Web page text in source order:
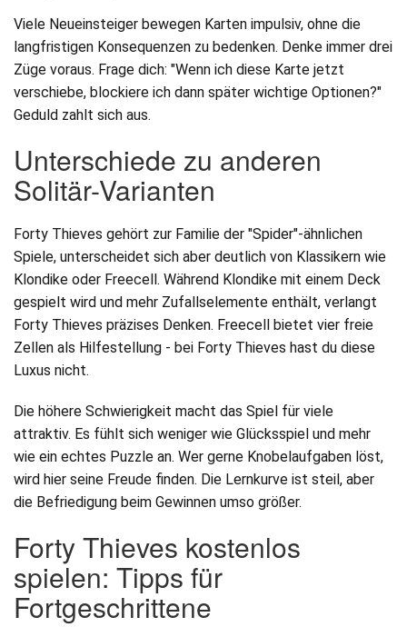
Viele Neueinsteiger bewegen Karten impulsiv, ohne die
langfristigen Konsequenzen zu bedenken. Denke immer drei
Züge voraus. Frage dich: "Wenn ich diese Karte jetzt
verschiebe, blockiere ich dann später wichtige Optionen?"
Geduld zahlt sich aus.
Unterschiede zu anderen
Solitär-Varianten
Forty Thieves gehört zur Familie der "Spider"-ähnlichen
Spiele, unterscheidet sich aber deutlich von Klassikern wie
Klondike oder Freecell. Während Klondike mit einem Deck
gespielt wird und mehr Zufallselemente enthält, verlangt
Forty Thieves präzises Denken. Freecell bietet vier freie
Zellen als Hilfestellung - bei Forty Thieves hast du diese
Luxus nicht.
Die höhere Schwierigkeit macht das Spiel für viele
attraktiv. Es fühlt sich weniger wie Glücksspiel und mehr
wie ein echtes Puzzle an. Wer gerne Knobelaufgaben löst,
wird hier seine Freude finden. Die Lernkurve ist steil, aber
die Befriedigung beim Gewinnen umso größer.
Forty Thieves kostenlos
spielen: Tipps für
Fortgeschrittene